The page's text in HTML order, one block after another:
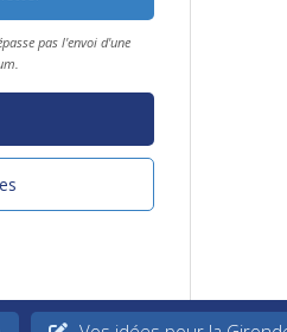
pas l'envoi d'une